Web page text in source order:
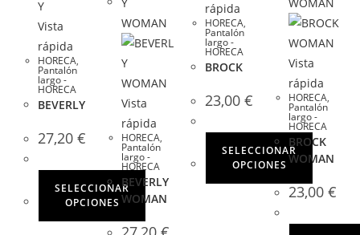
Vista
rápida
HORECA,
Pantalón
largo -
HORECA
BEVERLY
27,20€
SELECCIONAR
OPCIONES
Vista
rápida
HORECA,
Pantalón
largo -
HORECA
BEVERLY
WOMAN
rápida
HORECA,
Pantalón
largo -
HORECA
BROCK
23,00€
SELECCIONAR
OPCIONES
Vista
rápida
HORECA,
Pantalón
largo -
HORECA
BROCK
WOMAN
23,00€